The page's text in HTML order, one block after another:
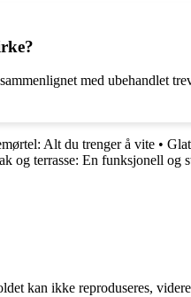
med ubehandlet
Alt du trenger å vite •
og terrasse: En funksjonell og
kan ikke reproduseres,